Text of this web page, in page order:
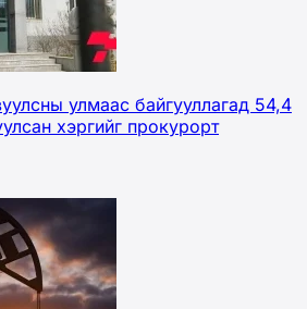
улмаас байгууллагад 54,4
хэргийг прокурорт